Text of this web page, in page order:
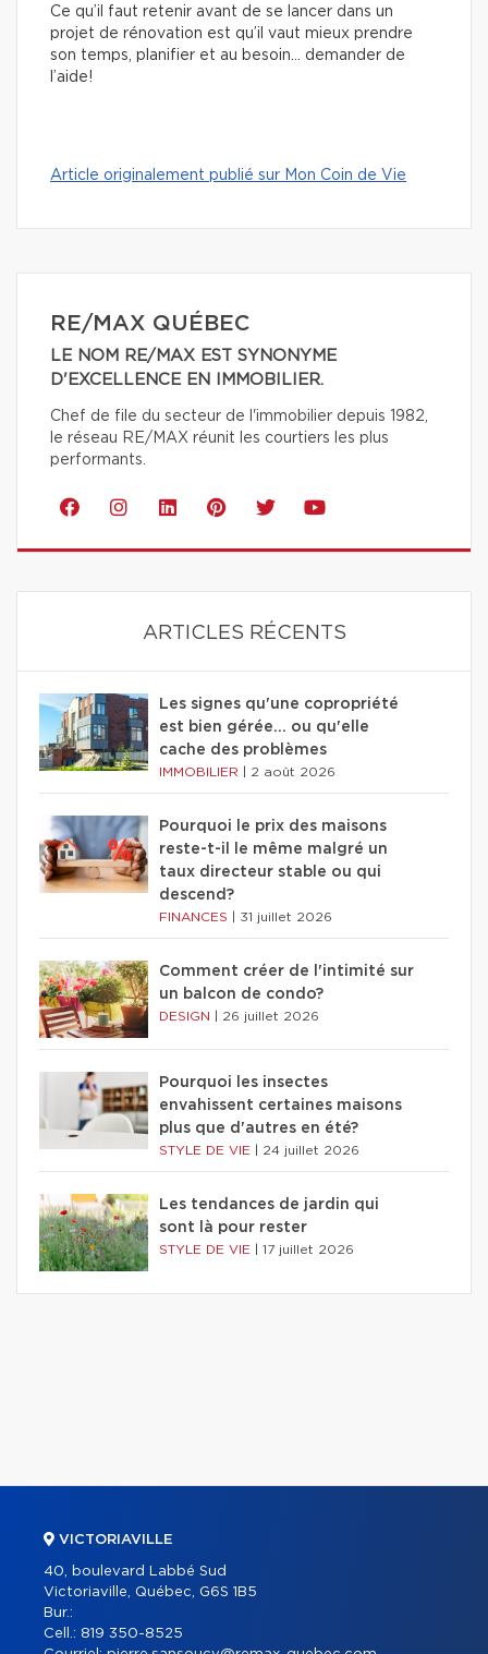
Ce qu’il faut retenir avant de se lancer dans un
projet de rénovation est qu’il vaut mieux prendre
son temps, planifier et au besoin… demander de
l’aide!
Article originalement publié sur Mon Coin de Vie
RE/MAX QUÉBEC
LE NOM RE/MAX EST SYNONYME
D'EXCELLENCE EN IMMOBILIER.
Chef de file du secteur de l'immobilier depuis 1982,
le réseau RE/MAX réunit les courtiers les plus
performants.
ARTICLES RÉCENTS
Les signes qu'une copropriété
est bien gérée… ou qu'elle
cache des problèmes
IMMOBILIER 2 août 2026
Pourquoi le prix des maisons
reste-t-il le même malgré un
taux directeur stable ou qui
descend?
FINANCES 31 juillet 2026
Comment créer de l'intimité sur
un balcon de condo?
DESIGN 26 juillet 2026
Pourquoi les insectes
envahissent certaines maisons
plus que d'autres en été?
STYLE DE VIE 24 juillet 2026
Les tendances de jardin qui
sont là pour rester
STYLE DE VIE 17 juillet 2026
VICTORIAVILLE
40, boulevard Labbé Sud
Victoriaville, Québec, G6S 1B5
Bur.:
Cell.: 819 350-8525